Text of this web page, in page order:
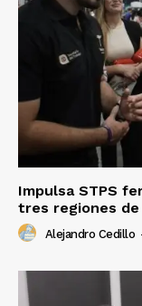
Impulsa STPS
tres regiones de
Alejandro Cedillo